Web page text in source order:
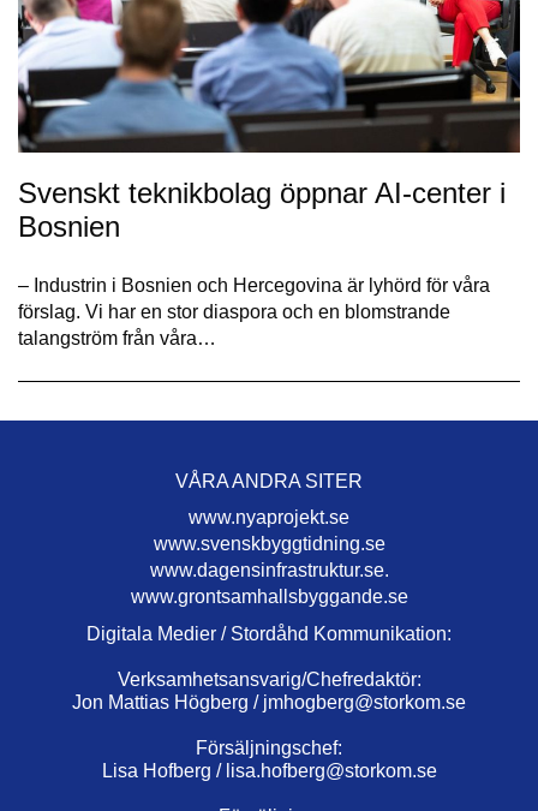
Svenskt teknikbolag öppnar AI-center i
Bosnien
– Industrin i Bosnien och Hercegovina är lyhörd för våra
förslag. Vi har en stor diaspora och en blomstrande
talangström från våra…
VÅRA ANDRA SITER
www.nyaprojekt.se
www.svenskbyggtidning.se
www.dagensinfrastruktur.se.
www.grontsamhallsbyggande.se
Digitala Medier / Stordåhd Kommunikation:
Verksamhetsansvarig/Chefredaktör:
Jon Mattias Högberg / jmhogberg@storkom.se
Försäljningschef:
Lisa Hofberg / lisa.hofberg@storkom.se